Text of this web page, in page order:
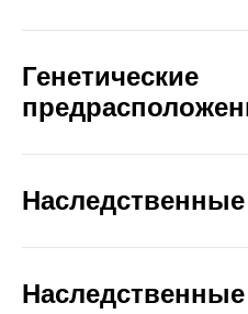
Генетические